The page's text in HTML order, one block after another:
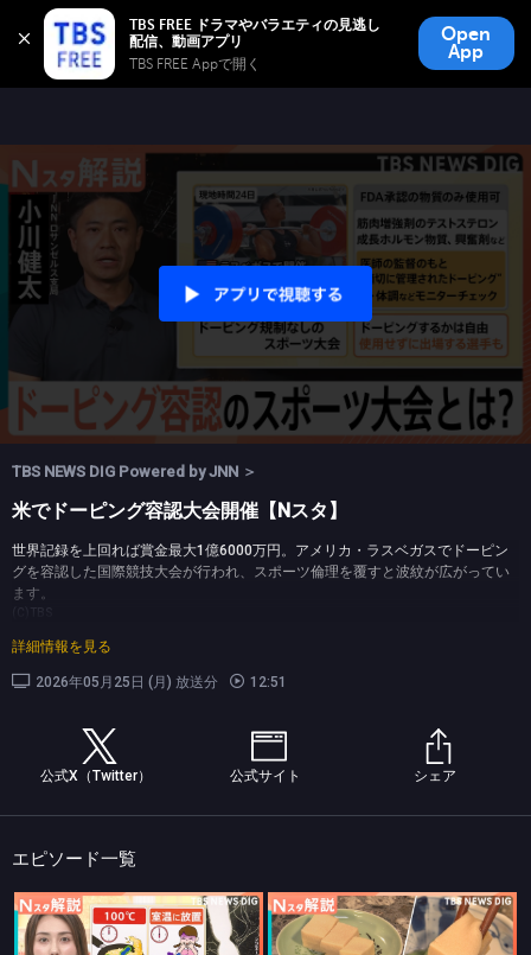
TBS FREE ドラマやバラエティの見逃し
TBS FREE Appで開く
Open
App
TBS FREE
無料見逃し配信
TBS NEWS DIG Powered by JNN ＞
米でドーピング容認大会開催【Nスタ】
世界記録を上回れば賞金最大1億6000万円。アメリカ・ラスベガスでドーピン
グを容認した国際競技大会が行われ、スポーツ倫理を覆すと波紋が広がってい
ます。
詳細情報を見る
2026年05月25日 (月) 放送分 12:51
公式X（Twitter） 公式サイト シェア
エピソード一覧